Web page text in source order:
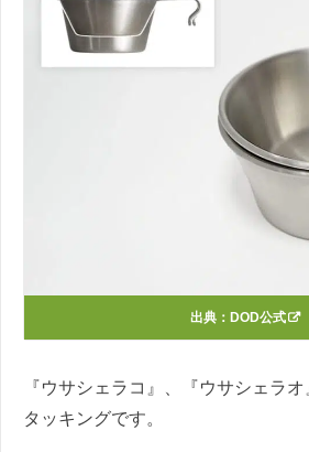
出典： DOD公式
『ウサシェラコ』、『ウサシェラ
タッキングです。